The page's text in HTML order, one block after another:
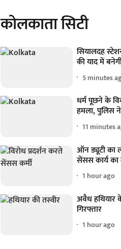
कोलकाता सिटी
सियालदह
की याद में
5 minutes
धर्म पूछने के
हमला, पुलिस
11 minutes
ऑन ड्यूटी का
सेंसस कार्य का
1 hour ago
अवैध हथियार
गिरफ्तार
1 hour ago